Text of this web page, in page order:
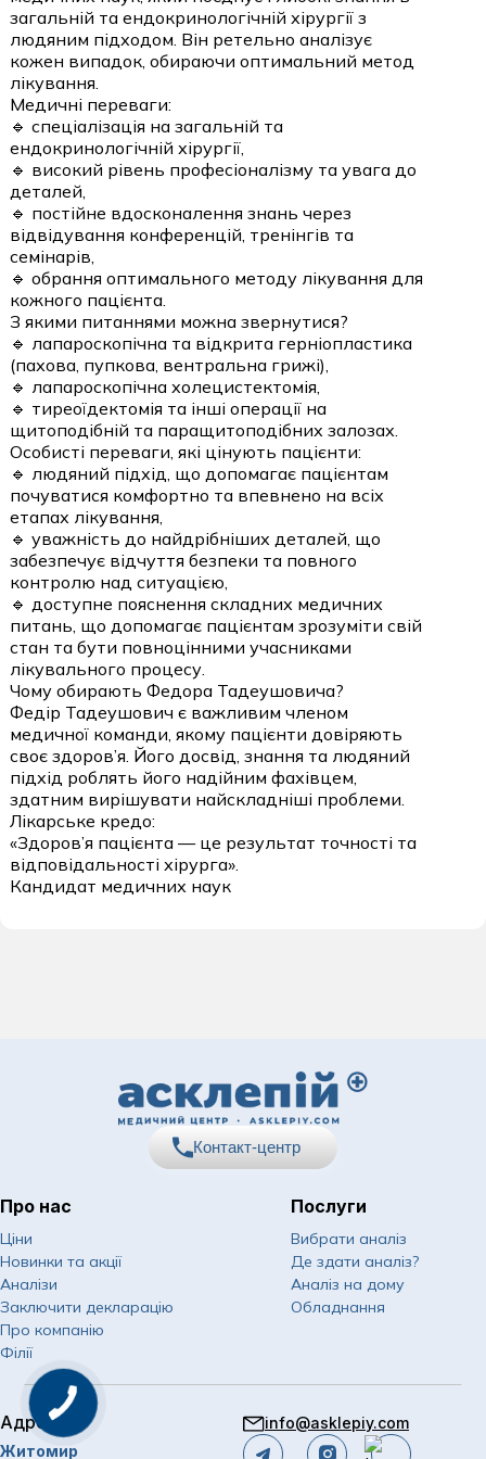
загальній та ендокринологічній хірургії з
людяним підходом. Він ретельно аналізує
кожен випадок, обираючи оптимальний метод
лікування.
Медичні переваги:
🔹 спеціалізація на загальній та
ендокринологічній хірургії,
🔹 високий рівень професіоналізму та увага до
деталей,
🔹 постійне вдосконалення знань через
відвідування конференцій, тренінгів та
семінарів,
🔹 обрання оптимального методу лікування для
кожного пацієнта.
З якими питаннями можна звернутися?
🔹 лапароскопічна та відкрита герніопластика
(пахова, пупкова, вентральна грижі),
🔹 лапароскопічна холецистектомія,
🔹 тиреоїдектомія та інші операції на
щитоподібній та паращитоподібних залозах.
Особисті переваги, які цінують пацієнти:
🔹 людяний підхід, що допомагає пацієнтам
почуватися комфортно та впевнено на всіх
етапах лікування,
🔹 уважність до найдрібніших деталей, що
забезпечує відчуття безпеки та повного
контролю над ситуацією,
🔹 доступне пояснення складних медичних
питань, що допомагає пацієнтам зрозуміти свій
стан та бути повноцінними учасниками
лікувального процесу.
Чому обирають Федора Тадеушовича?
Федір Тадеушович є важливим членом
медичної команди, якому пацієнти довіряють
своє здоров’я. Його досвід, знання та людяний
підхід роблять його надійним фахівцем,
здатним вирішувати найскладніші проблеми.
Лікарське кредо:
«Здоров’я пацієнта — це результат точності та
відповідальності хірурга».
Кандидат медичних наук
Контакт-центр
Показати номер
Показати номер
063 Показати номер
Графік роботи контакт
Адреси
Житомир
Про нас
Ціни
Новинки та акції
Аналізи
Заключити декларацію
Про компанію
Філії
Послуги
Вибрати аналіз
Де здати аналіз?
Аналіз на дому
Обладнання
info@asklepiy.com